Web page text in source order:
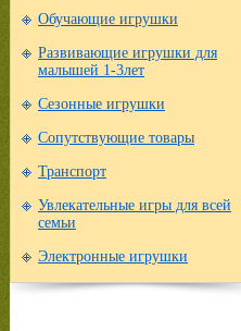
Обучающие игрушки
Развивающие игрушки для
малышей 1-3лет
Сезонные игрушки
Сопутствующие товары
Транспорт
Увлекательные игры для всей
семьи
Электронные игрушки